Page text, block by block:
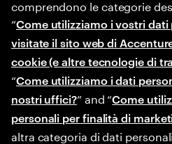
comprendono le categorie
“Come utilizziamo i vostri
visitate il sito web di
cookie (e altre tecnologie di
“Come utilizziamo i dati
nostri uffici?” and “Come
personali per finalità di
altra categoria di dati